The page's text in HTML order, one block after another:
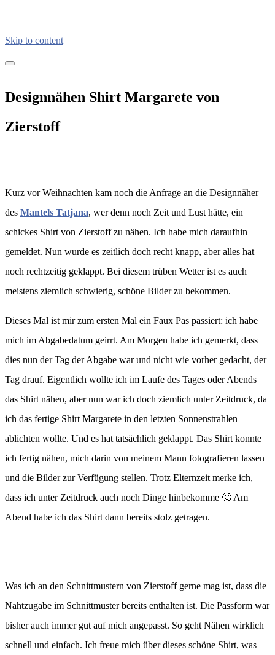
Skip to content
Designnähen Shirt Margarete von
Zierstoff
Kurz vor Weihnachten kam noch die Anfrage an die Designnäher
des Mantels Tatjana, wer denn noch Zeit und Lust hätte, ein
schickes Shirt von Zierstoff zu nähen. Ich habe mich daraufhin
gemeldet. Nun wurde es zeitlich doch recht knapp, aber alles hat
noch rechtzeitig geklappt. Bei diesem trüben Wetter ist es auch
meistens ziemlich schwierig, schöne Bilder zu bekommen.
Dieses Mal ist mir zum ersten Mal ein Faux Pas passiert: ich habe
mich im Abgabedatum geirrt. Am Morgen habe ich gemerkt, dass
dies nun der Tag der Abgabe war und nicht wie vorher gedacht, der
Tag drauf. Eigentlich wollte ich im Laufe des Tages oder Abends
das Shirt nähen, aber nun war ich doch ziemlich unter Zeitdruck, da
ich das fertige Shirt Margarete in den letzten Sonnenstrahlen
ablichten wollte. Und es hat tatsächlich geklappt. Das Shirt konnte
ich fertig nähen, mich darin von meinem Mann fotografieren lassen
und die Bilder zur Verfügung stellen. Trotz Elternzeit merke ich,
dass ich unter Zeitdruck auch noch Dinge hinbekomme 🙂 Am
Abend habe ich das Shirt dann bereits stolz getragen.
Was ich an den Schnittmustern von Zierstoff gerne mag ist, dass die
Nahtzugabe im Schnittmuster bereits enthalten ist. Die Passform war
bisher auch immer gut auf mich angepasst. So geht Nähen wirklich
schnell und einfach. Ich freue mich über dieses schöne Shirt, was